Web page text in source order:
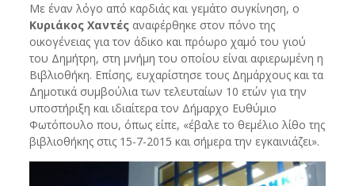
Με έναν λόγο από καρδιάς και γεμάτο συγκίνηση, ο
Κυριάκος Χαντέςαναφέρθηκε στον πόνο της
οικογένειας για τον άδικο και πρόωρο χαμό του γιού
του Δημήτρη, στη μνήμη του οποίου είναι αφιερωμένη η
Βιβλιοθήκη. Επίσης, ευχαρίστησε τους Δημάρχους και τα
Δημοτικά συμβούλια των τελευταίων 10 ετών για την
υποστήριξη και ιδιαίτερα τον Δήμαρχο Ευθύμιο
Φωτόπουλο που, όπως είπε, «έβαλε το θεμέλιο λίθο της
βιβλιοθήκης στις 15-7-2015 και σήμερα την εγκαινιάζει».